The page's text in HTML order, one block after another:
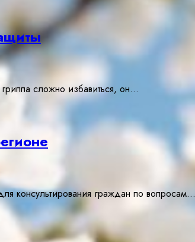
сложно избавиться, он…
консультирования граждан по вопросам…